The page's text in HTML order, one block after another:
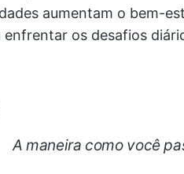
aumentam o bem-
enfrentar os desafios
A maneira como você